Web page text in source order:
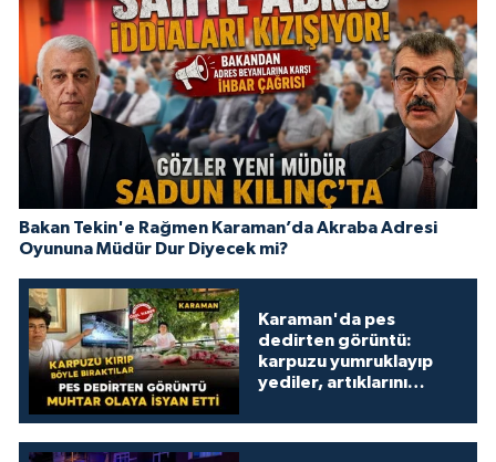
Bakan Tekin'e Rağmen Karaman’da Akraba Adresi
Oyununa Müdür Dur Diyecek mi?
Karaman'da pes
dedirten görüntü:
karpuzu yumruklayıp
yediler, artıklarını